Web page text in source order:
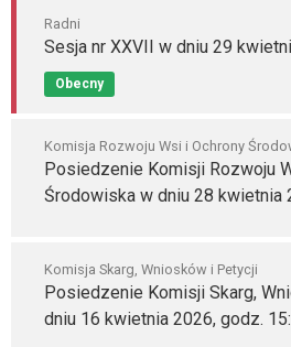
Radni
Sesja nr XXVII w dniu 29
Obecny
Komisja Rozwoju Wsi i Ochrony
Posiedzenie Komisji Rozwoju
Środowiska w dniu 28 kwietnia
Komisja Skarg, Wniosków i Petycji
Posiedzenie Komisji Skarg,
dniu 16 kwietnia 2026, godz.